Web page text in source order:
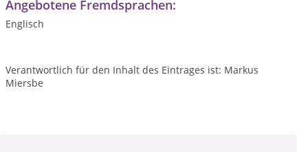
Angebotene Fremdsprachen:
Englisch
Verantwortlich für den Inhalt des Eintrages ist: Markus
Miersbe